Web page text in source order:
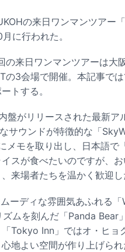
の来日ワンマンツアー
に行われた。
の来日ワンマンツアーは大
の3会場で開催。本記事で
トする。
盤がリリースされた最新
サウンドが特徴的な「
メモを取り出し、日本語
スが食べたいのですが、
来場者たちを温かく歓迎し
ーディな雰囲気あふれる
ムを刻んだ「Panda
「Tokyo Inn」ではオ・ヒ
地よい空間が作り上げら